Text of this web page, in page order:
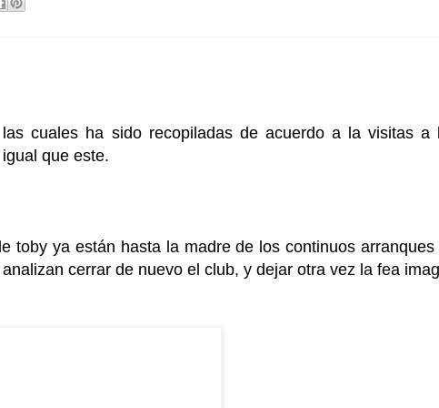
cuales ha sido recopiladas de acuerdo a la visitas a
que este.
toby ya están hasta la madre de los continuos arranques
cerrar de nuevo el club, y dejar otra vez la fea